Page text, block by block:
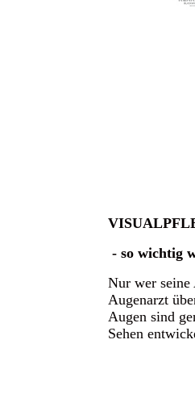
- so wichtig
Nur wer seine
Augenarzt
Augen sind
Sehen